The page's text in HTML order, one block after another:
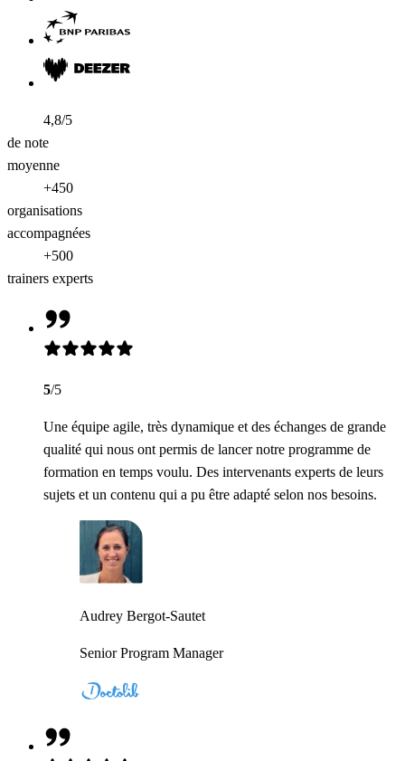
4,8/5
de note
moyenne
+450
organisations
accompagnées
+500
trainers experts
5/5
Une équipe agile, très dynamique et des échanges de grande
qualité qui nous ont permis de lancer notre programme de
formation en temps voulu. Des intervenants experts de leurs
sujets et un contenu qui a pu être adapté selon nos besoins.
Audrey Bergot-Sautet
Senior Program Manager